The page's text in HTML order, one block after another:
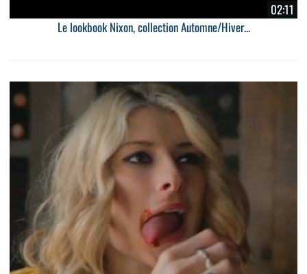
02:11
Le lookbook Nixon, collection Automne/Hiver...